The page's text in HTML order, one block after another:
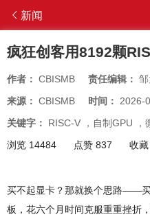
新闻
疯狂创客用8192颗
作者： CBISMB 责任编辑：
来源： CBISMB 时间： 2026-
关键字： RISC-V ， 自制GPU ，
浏览 14484
点赞 837 收
买不起显卡？那就换个思路——
板，花六个月时间克服重重挫折